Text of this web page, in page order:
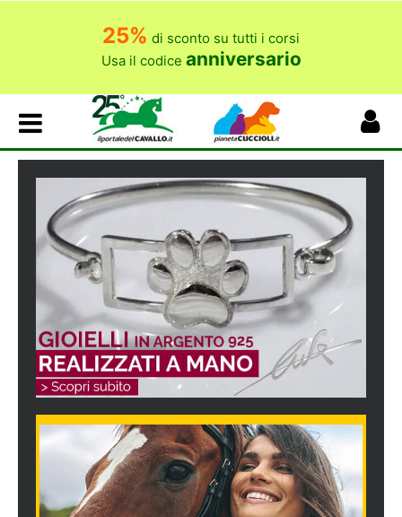
25% di sconto su tutti i corsi
Usa il codice anniversario